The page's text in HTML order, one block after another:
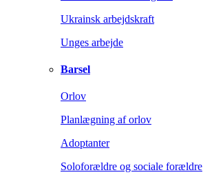
Ukrainsk arbejdskraft
Unges arbejde
Barsel
Orlov
Planlægning af orlov
Adoptanter
Soloforældre og sociale forældre